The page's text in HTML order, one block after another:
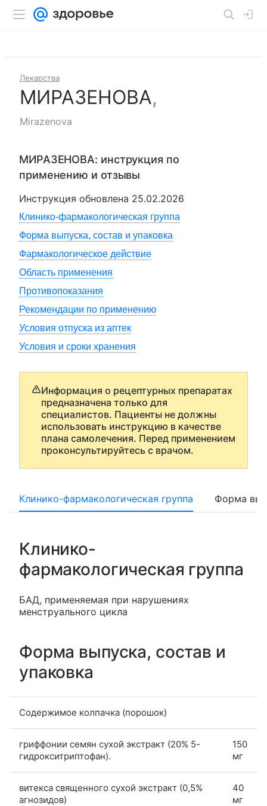
Лекарства
МИРАЗЕНОВА,
Mirazenova
МИРАЗЕНОВА: инструкция по
применению и отзывы
Инструкция обновлена 25.02.2026
Клинико-фармакологическая группа
Форма выпуска, состав и упаковка
Фармакологическое действие
Область применения
Противопоказания
Рекомендации по применению
Условия отпуска из аптек
Условия и сроки хранения
Информация о рецептурных препаратах
предназначена только для
специалистов. Пациенты не должны
использовать инструкцию в качестве
плана самолечения. Перед применением
проконсультируйтесь с врачом.
Клинико-фармакологическая группа Форма
Клинико-
фармакологическая группа
БАД, применяемая при нарушениях
менструального цикла
Форма выпуска, состав и
упаковка
Содержимое колпачка (порошок)
гриффонии семян сухой экстракт (20% 5-
гидрокситриптофан).
150
мг
витекса священного сухой экстракт (0,5%
агнозидов)
40
мг